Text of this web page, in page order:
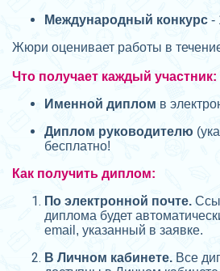
Международный конкурс -
Жюри оценивает работы в
Что получает каждый участник:
Именной диплом в
Диплом руководителю
бесплатно!
Как получить диплом:
По электронной почте.
диплома будет
email, указанный в заявке.
В Личном кабинете. Все